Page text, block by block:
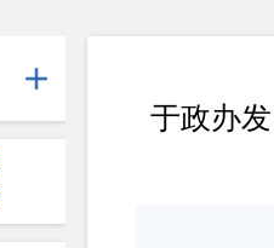
于政办